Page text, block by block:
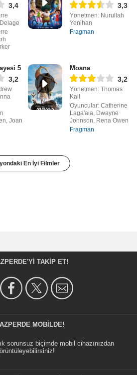
3,4 3,3
Yönetmen: Nurullah
Yenihan
Fragman
5
3,2
Joan
Moana
3,2
Yönetmen: Thomas
Kail
Oyuncular: Catherine
Laga'aia, Dwayne
Johnson, Rena Owen
Fragman
En İyi Filmler
TAKIP ET!
MOBILDE!
sorunsuz biçimde mobil cihazınızdan